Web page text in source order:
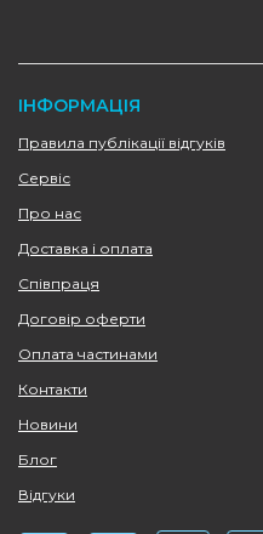
ІНФОРМАЦІЯ
Правила публікації відгуків
Сервіс
Про нас
Доставка і оплата
Співпраця
Договір оферти
Оплата частинами
Контакти
Новини
Блог
Відгуки